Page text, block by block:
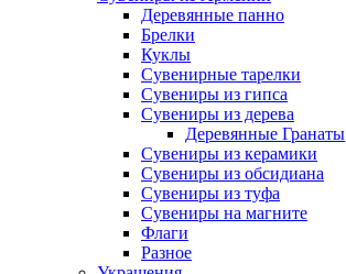
Деревянные панно
Брелки
Куклы
Сувенирные тарелки
Сувениры из гипса
Сувениры из дерева
Деревянные Гранаты
Сувениры из керамики
Сувениры из обсидиана
Сувениры из туфа
Сувениры на магните
Флаги
Разное